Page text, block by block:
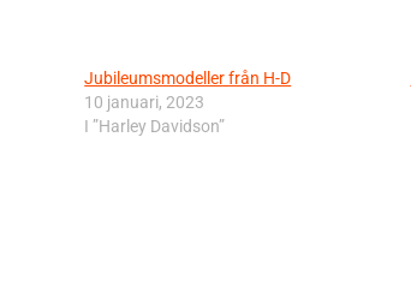
Jubileumsmodeller från H-D
10 januari, 2023
I ”Harley Davidson”